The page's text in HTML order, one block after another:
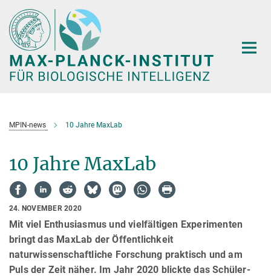
Hauptinhalt
MPIN-news 10 Jahre MaxLab
10 Jahre MaxLab
24. NOVEMBER 2020
Mit viel Enthusiasmus und vielfältigen Experimenten
bringt das MaxLab der Öffentlichkeit
naturwissenschaftliche Forschung praktisch und am
Puls der Zeit näher. Im Jahr 2020 blickte das Schüler-